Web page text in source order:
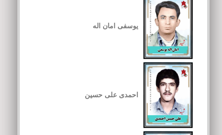
یوسفی امان اله
احمدی علی حسین